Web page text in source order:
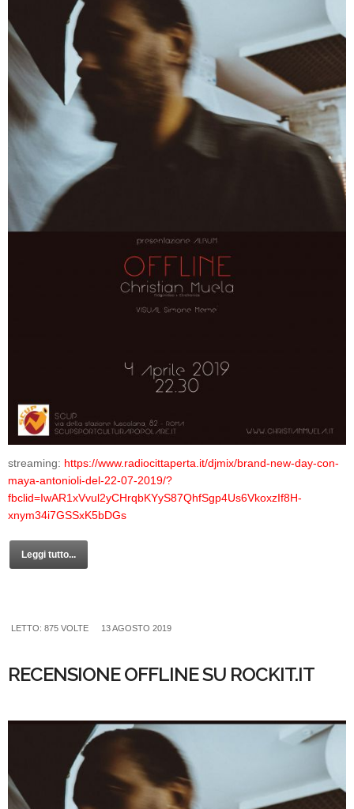
streaming: https://www.radiocittaperta.it/djmix/brand-new-day-con-
maya-antonioli-del-22-07-2019/?
fbclid=IwAR1xVvul2yCHrqbKYyS87QhfSgp4Us6VkoxzIf8H-
xnym34i7GSSxK5bDGs
Leggi tutto...
LETTO: 875 VOLTE 13 AGOSTO 2019
RECENSIONE OFFLINE SU ROCKIT.IT